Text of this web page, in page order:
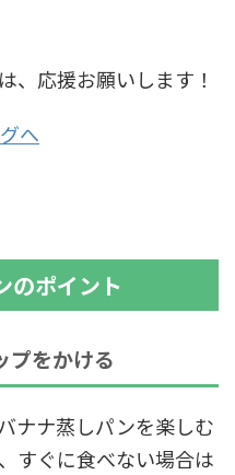
、応援お願いします！
のポイント
プをかける
ナナ蒸しパンを楽しむ
すぐに食べない場合は